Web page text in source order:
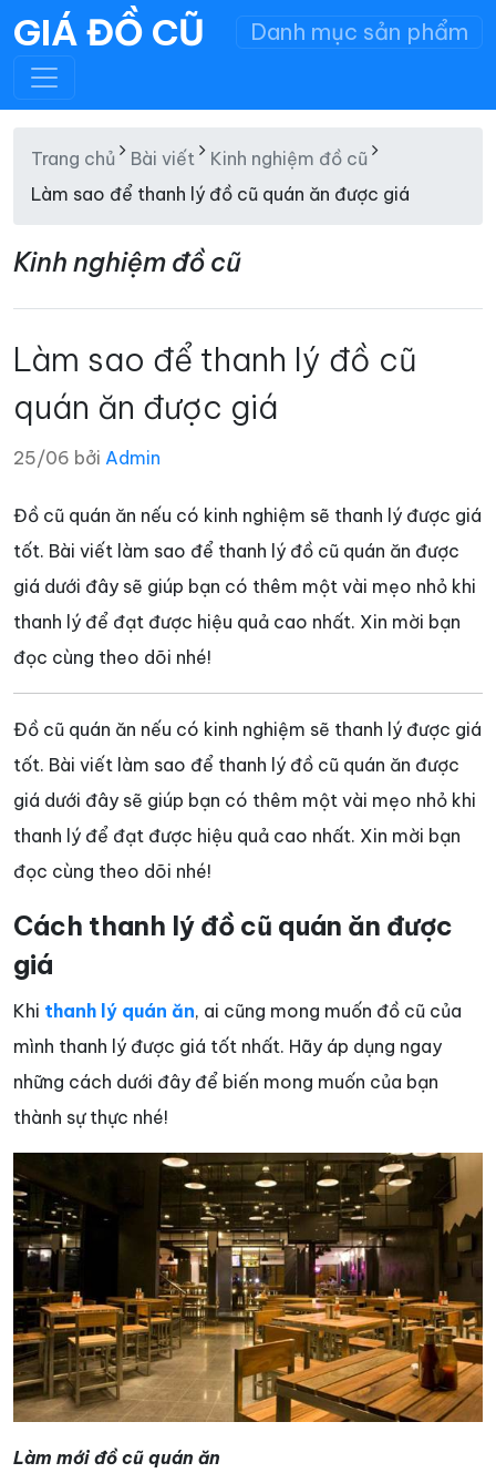
GIÁ ĐỒ CŨ Danh mục sản phẩm
Trang chủ Bài viết
Kinh nghiệm đồ cũ
Làm sao để thanh lý đồ cũ quán ăn được giá
Kinh nghiệm đồ cũ
Làm sao để thanh lý đồ cũ
quán ăn được giá
25/06 bởi Admin
Đồ cũ quán ăn nếu có kinh nghiệm sẽ thanh lý được giá
tốt. Bài viết làm sao để thanh lý đồ cũ quán ăn được
giá dưới đây sẽ giúp bạn có thêm một vài mẹo nhỏ khi
thanh lý để đạt được hiệu quả cao nhất. Xin mời bạn
đọc cùng theo dõi nhé!
Đồ cũ quán ăn nếu có kinh nghiệm sẽ thanh lý được giá
tốt. Bài viết làm sao để thanh lý đồ cũ quán ăn được
giá dưới đây sẽ giúp bạn có thêm một vài mẹo nhỏ khi
thanh lý để đạt được hiệu quả cao nhất. Xin mời bạn
đọc cùng theo dõi nhé!
Cách thanh lý đồ cũ quán ăn được
giá
Khi thanh lý quán ăn, ai cũng mong muốn đồ cũ của
mình thanh lý được giá tốt nhất. Hãy áp dụng ngay
những cách dưới đây để biến mong muốn của bạn
thành sự thực nhé!
Làm mới đồ cũ quán ăn